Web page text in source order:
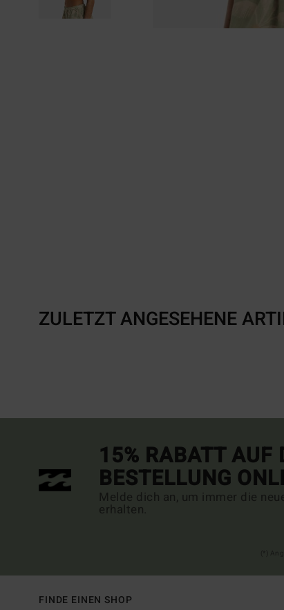
ZULETZT ANGESEHENE
15% RABATT AUF
BESTELLUNG
Melde dich an, um immer die
erhalten.
FINDE EINEN SHOP